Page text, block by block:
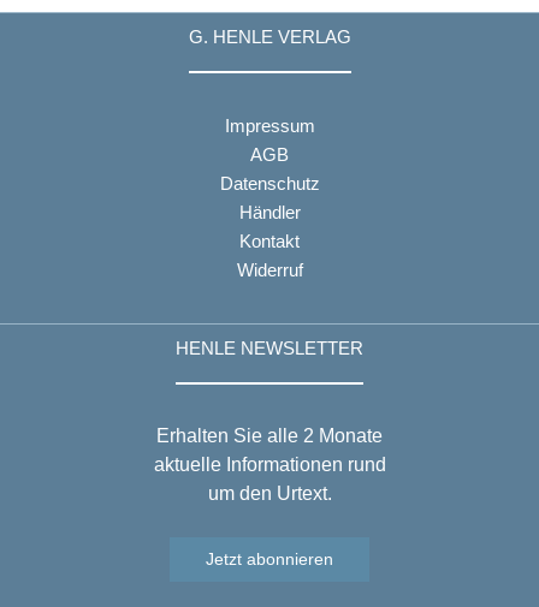
G. HENLE VERLAG
Impressum
AGB
Datenschutz
Händler
Kontakt
Widerruf
HENLE NEWSLETTER
Erhalten Sie alle 2 Monate
aktuelle Informationen rund
um den Urtext.
Jetzt abonnieren